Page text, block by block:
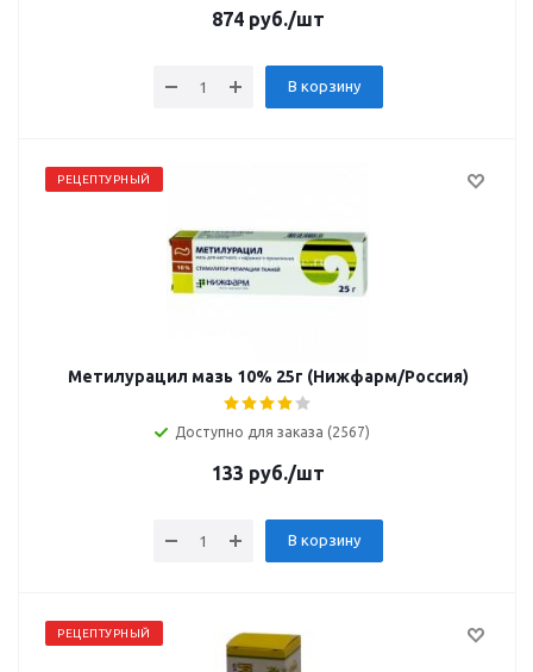
874руб./шт
В корзину
РЕЦЕПТУРНЫЙ
Метилурацил мазь 10% 25г (Нижфарм/Россия)
Доступно для заказа (2567)
133 руб./шт
В корзину
РЕЦЕПТУРНЫЙ